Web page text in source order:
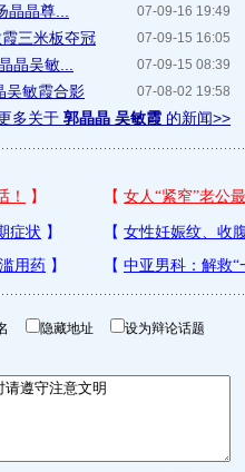
07-09-16 19:49
晶尊...
07-09-15 16:05
三米板夺冠
07-09-15 08:39
晶吴敏...
07-08-02 19:58
吴敏霞合影
多关于 郭晶晶 吴敏霞 的新闻>>
隐藏地址 设为辩论话题